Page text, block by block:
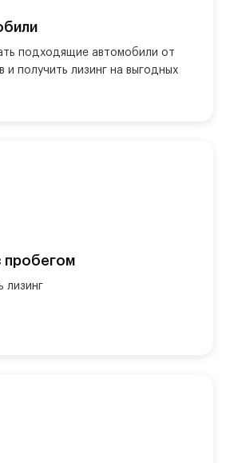
подходящие автомобили от
получить лизинг на выгодных
пробегом
лизинг